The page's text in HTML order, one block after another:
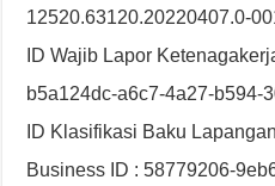
12520.63120.20220407.0-
ID Wajib Lapor
b5a124dc-a6c7-4a27-b594-
ID Klasifikasi Baku
Business ID : 58779206-